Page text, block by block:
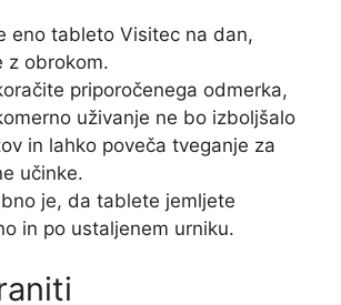
eno tableto Visitec na dan,
z obrokom.
priporočenega odmerka,
uživanje ne bo izboljšalo
in lahko poveča tveganje za
učinke.
je, da tablete jemljete
in po ustaljenem urniku.